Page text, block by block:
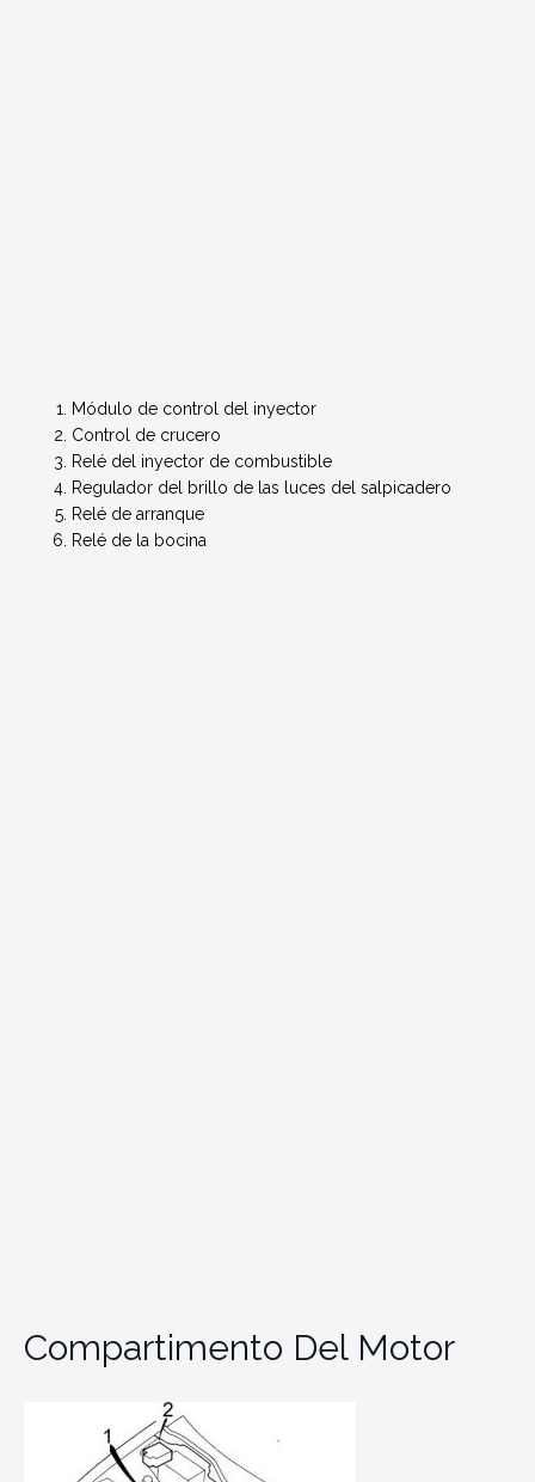
Módulo de control del inyector
Control de crucero
Relé del inyector de combustible
Regulador del brillo de las luces del salpicadero
Relé de arranque
Relé de la bocina
Compartimento Del Motor